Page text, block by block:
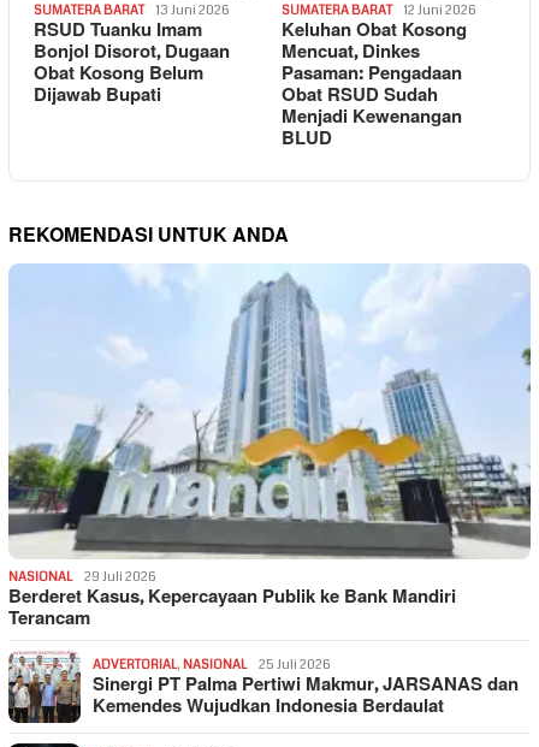
SUMATERA BARAT 13 Juni 2026
RSUD Tuanku Imam
Bonjol Disorot, Dugaan
Obat Kosong Belum
Dijawab Bupati
SUMATERA BARAT 12 Juni 2026
Keluhan Obat Kosong
Mencuat, Dinkes
Pasaman: Pengadaan
Obat RSUD Sudah
Menjadi Kewenangan
BLUD
REKOMENDASI UNTUK ANDA
NASIONAL 29 Juli 2026
Berderet Kasus, Kepercayaan Publik ke Bank Mandiri
Terancam
ADVERTORIAL, NASIONAL 25 Juli 2026
Sinergi PT Palma Pertiwi Makmur, JARSANAS dan
Kemendes Wujudkan Indonesia Berdaulat